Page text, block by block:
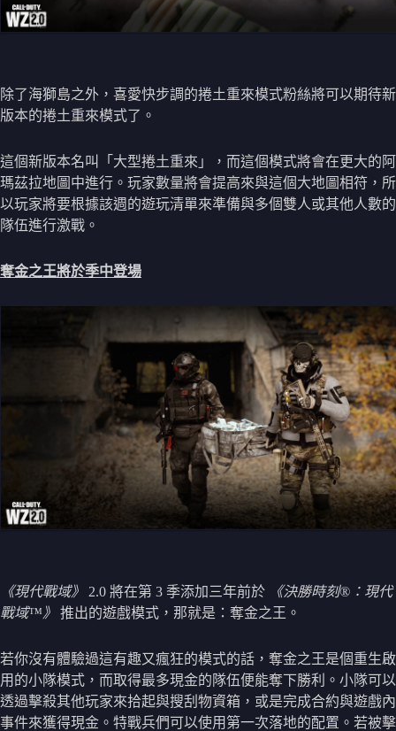
除了海獅島之外，喜愛快步調的捲土重來模式粉絲將可以期待新
版本的捲土重來模式了。
這個新版本名叫「大型捲土重來」，而這個模式將會在更大的阿
瑪茲拉地圖中進行。玩家數量將會提高來與這個大地圖相符，所
以玩家將要根據該週的遊玩清單來準備與多個雙人或其他人數的
隊伍進行激戰。
奪金之王將於季中登場
《現代戰域》 2.0 將在第 3 季添加三年前於
《決勝時刻®：現代
戰域™》
推出的遊戲模式，那就是：奪金之王。
若你沒有體驗過這有趣又瘋狂的模式的話，奪金之王是個重生啟
用的小隊模式，而取得最多現金的隊伍便能奪下勝利。小隊可以
透過擊殺其他玩家來拾起與搜刮物資箱，或是完成合約與遊戲內
事件來獲得現金。特戰兵們可以使用第一次落地的配置。若被擊